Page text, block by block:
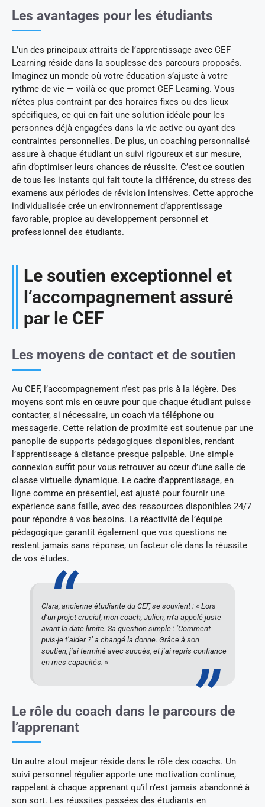
Les avantages pour les étudiants
L’un des principaux attraits de l’apprentissage avec CEF
Learning réside dans la souplesse des parcours proposés.
Imaginez un monde où votre éducation s’ajuste à votre
rythme de vie — voilà ce que promet CEF Learning. Vous
n’êtes plus contraint par des horaires fixes ou des lieux
spécifiques, ce qui en fait une solution idéale pour les
personnes déjà engagées dans la vie active ou ayant des
contraintes personnelles. De plus, un coaching personnalisé
assure à chaque étudiant un suivi rigoureux et sur mesure,
afin d’optimiser leurs chances de réussite. C’est ce soutien
de tous les instants qui fait toute la différence, du stress des
examens aux périodes de révision intensives. Cette approche
individualisée crée un environnement d’apprentissage
favorable, propice au développement personnel et
professionnel des étudiants.
Le soutien exceptionnel et
l’accompagnement assuré
par le CEF
Les moyens de contact et de soutien
Au CEF, l’accompagnement n’est pas pris à la légère. Des
moyens sont mis en œuvre pour que chaque étudiant puisse
contacter, si nécessaire, un coach via téléphone ou
messagerie. Cette relation de proximité est soutenue par une
panoplie de supports pédagogiques disponibles, rendant
l’apprentissage à distance presque palpable. Une simple
connexion suffit pour vous retrouver au cœur d’une salle de
classe virtuelle dynamique. Le cadre d’apprentissage, en
ligne comme en présentiel, est ajusté pour fournir une
expérience sans faille, avec des ressources disponibles 24/7
pour répondre à vos besoins. La réactivité de l’équipe
pédagogique garantit également que vos questions ne
restent jamais sans réponse, un facteur clé dans la réussite
de vos études.
Clara, ancienne étudiante du CEF, se souvient : « Lors
d’un projet crucial, mon coach, Julien, m’a appelé juste
avant la date limite. Sa question simple : ‘Comment
puis-je t’aider ?’ a changé la donne. Grâce à son
soutien, j’ai terminé avec succès, et j’ai repris confiance
en mes capacités. »
Le rôle du coach dans le parcours de
l’apprenant
Un autre atout majeur réside dans le rôle des coachs. Un
suivi personnel régulier apporte une motivation continue,
rappelant à chaque apprenant qu’il n’est jamais abandonné à
son sort. Les réussites passées des étudiants en